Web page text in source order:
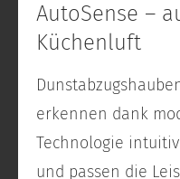
AutoSense –
Küchenluft
erkennen dank
Technologie
und passen die